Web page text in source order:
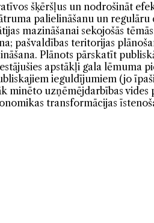
šķēršļus un nodrošināt
palielināšanu un
mazināšanai sekojošās
pašvaldības teritorijas
Plānots pārskatīt
apstākļi gala lēmuma
ieguldījumiem (jo
minēto uzņēmējdarbības vides
transformācijas